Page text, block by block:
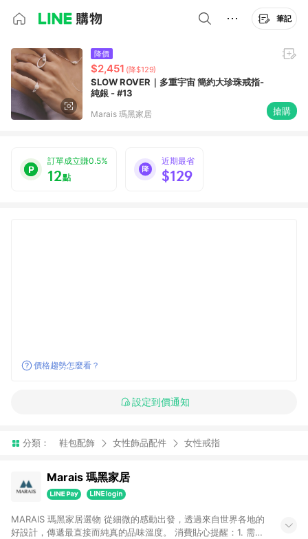
筆記
降價
$2,451 (降$129)
SLOW ROVER｜多重宇宙 簡約大珍珠戒指-
純銀 - #13
Marais 瑪黑家居 搶購
訂單成立賺0.5%
12點
近期最省
$129
價格趨勢怎麼看？
設定到價通知
分類： 鞋包配飾 女性飾品配件 女性戒指
Marais 瑪黑家居
MARAIS 瑪黑家居選物 從細微的感動出發，透過來自世界各地的
好設計，傳遞最直接而純真的品味溫度。 消費貼心提醒：1. 需透